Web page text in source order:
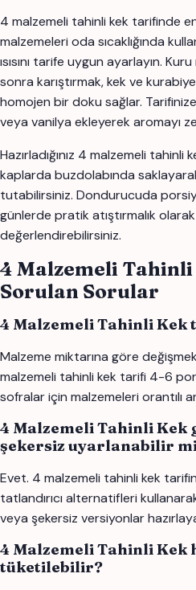
4 malzemeli tahinli kek tarifinde
malzemeleri oda sıcaklığında
ısısını tarife uygun ayarlayın.
sonra karıştırmak, kek ve
homojen bir doku sağlar.
veya vanilya ekleyerek aromayı
Hazırladığınız 4 malzemeli
kaplarda buzdolabında
tutabilirsiniz. Dondurucuda
günlerde pratik atıştırmalık
değerlendirebilirsiniz.
4 Malzemeli Tahinli
Sorulan Sorular
4 Malzemeli Tahinli
Malzeme miktarına göre
malzemeli tahinli kek tarifi 4-6
sofralar için malzemeleri orantılı
4 Malzemeli Tahinli Kek
şekersiz uyarlanabilir
Evet. 4 malzemeli tahinli kek
tatlandırıcı alternatifleri
veya şekersiz versiyonlar
4 Malzemeli Tahinli Kek
tüketilebilir?